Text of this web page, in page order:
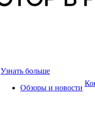
Узнать больше
Обзоры и новости